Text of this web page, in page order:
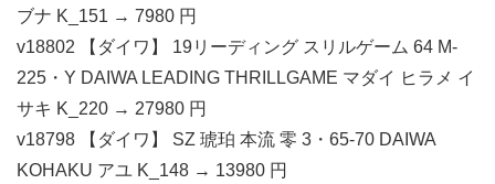
ブナ K_151 → 7980 円
v18802 【ダイワ】 19リーディング スリルゲーム 64 M-
225・Y DAIWA LEADING THRILLGAME マダイ ヒラメ イ
サキ K_220 → 27980 円
v18798 【ダイワ】 SZ 琥珀 本流 零 3・65-70 DAIWA
KOHAKU アユ K_148 → 13980 円